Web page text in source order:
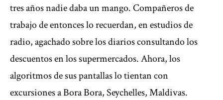
tres años nadie daba un mango. Compañeros de
trabajo de entonces lo recuerdan, en estudios de
radio, agachado sobre los diarios consultando los
descuentos en los supermercados. Ahora, los
algoritmos de sus pantallas lo tientan con
excursiones a Bora Bora, Seychelles, Maldivas.